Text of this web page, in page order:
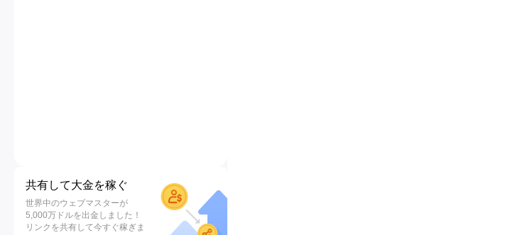
共有して大金を稼ぐ
世界中のウェブマスターが
5,000万ドルを出金しました！
リンクを共有して今すぐ稼ぎま